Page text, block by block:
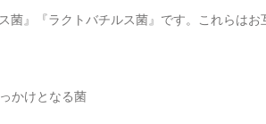
菌』『ラクトバチルス菌』です。これらはお
かけとなる菌